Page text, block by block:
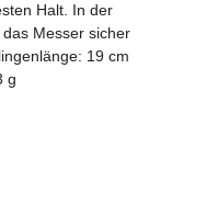
Halt. In der
Messer sicher
19 cm
g